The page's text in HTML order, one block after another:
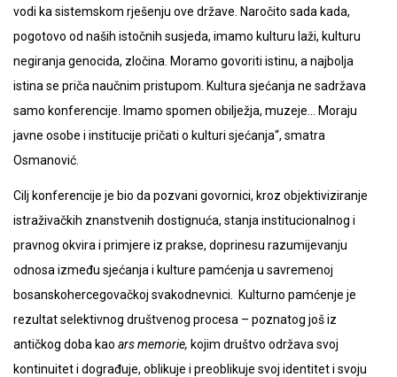
vodi ka sistemskom rješenju ove države. Naročito sada kada,
pogotovo od naših istočnih susjeda, imamo kulturu laži, kulturu
negiranja genocida, zločina. Moramo govoriti istinu, a najbolja
istina se priča naučnim pristupom. Kultura sjećanja ne sadržava
samo konferencije. Imamo spomen obilježja, muzeje… Moraju
javne osobe i institucije pričati o kulturi sjećanja“, smatra
Osmanović.
Cilj konferencije je bio da pozvani govornici, kroz objektiviziranje
istraživačkih znanstvenih dostignuća, stanja institucionalnog i
pravnog okvira i primjere iz prakse, doprinesu razumijevanju
odnosa između sjećanja i kulture pamćenja u savremenoj
bosanskohercegovačkoj svakodnevnici. Kulturno pamćenje je
rezultat selektivnog društvenog procesa – poznatog još iz
antičkog doba kao ars memorie, kojim društvo održava svoj
kontinuitet i dograđuje, oblikuje i preoblikuje svoj identitet i svoju